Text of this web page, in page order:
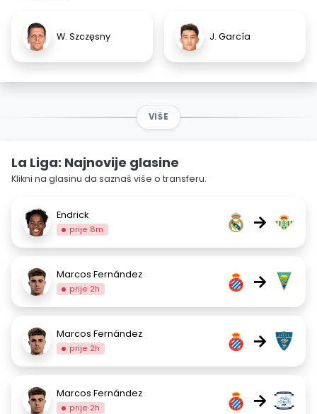
W. Szczęsny J. García
VIŠE
La Liga: Najnovije glasine
Klikni na glasinu da saznaš više o transferu.
Endrick
prije 8m →
Marcos Fernández
prije 2h →
Marcos Fernández
prije 2h →
Marcos Fernández
prije 2h →